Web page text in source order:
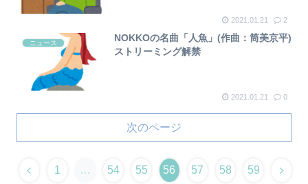
2021.01.21 2
ニュース
NOKKOの名曲「人魚」(作曲：筒美京平)
ストリーミング解禁
2021.01.21 0
次のページ
1 … 54 55 56 57 58 59